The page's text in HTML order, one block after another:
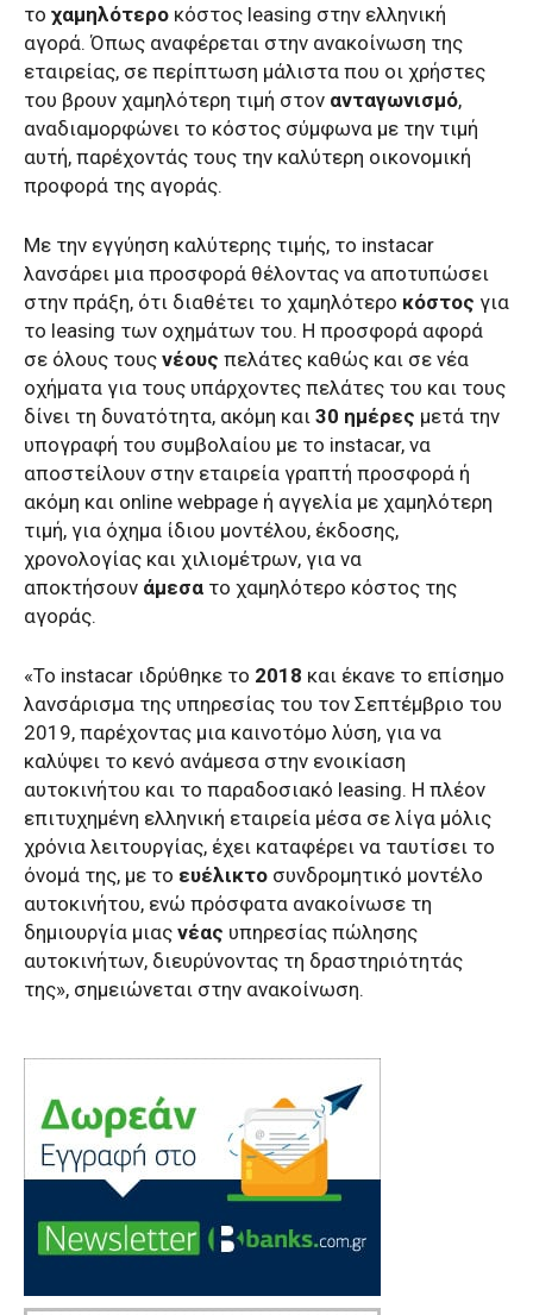
το χαμηλότερο κόστος leasing στην ελληνική
αγορά. Όπως αναφέρεται στην ανακοίνωση της
εταιρείας, σε περίπτωση μάλιστα που οι χρήστες
του βρουν χαμηλότερη τιμή στον ανταγωνισμό,
αναδιαμορφώνει το κόστος σύμφωνα με την τιμή
αυτή, παρέχοντάς τους την καλύτερη οικονομική
προφορά της αγοράς.
Με την εγγύηση καλύτερης τιμής, το instacar
λανσάρει μια προσφορά θέλοντας να αποτυπώσει
στην πράξη, ότι διαθέτει το χαμηλότερο κόστος για
το leasing των οχημάτων του. Η προσφορά αφορά
σε όλους τους νέους πελάτες καθώς και σε νέα
οχήματα για τους υπάρχοντες πελάτες του και τους
δίνει τη δυνατότητα, ακόμη και 30 ημέρες μετά την
υπογραφή του συμβολαίου με το instacar, να
αποστείλουν στην εταιρεία γραπτή προσφορά ή
ακόμη και online webpage ή αγγελία με χαμηλότερη
τιμή, για όχημα ίδιου μοντέλου, έκδοσης,
χρονολογίας και χιλιομέτρων, για να
αποκτήσουν άμεσα το χαμηλότερο κόστος της
αγοράς.
«Το instacar ιδρύθηκε το 2018 και έκανε το επίσημο
λανσάρισμα της υπηρεσίας του τον Σεπτέμβριο του
2019, παρέχοντας μια καινοτόμο λύση, για να
καλύψει το κενό ανάμεσα στην ενοικίαση
αυτοκινήτου και το παραδοσιακό leasing. Η πλέον
επιτυχημένη ελληνική εταιρεία μέσα σε λίγα μόλις
χρόνια λειτουργίας, έχει καταφέρει να ταυτίσει το
όνομά της, με το ευέλικτο συνδρομητικό μοντέλο
αυτοκινήτου, ενώ πρόσφατα ανακοίνωσε τη
δημιουργία μιας νέας υπηρεσίας πώλησης
αυτοκινήτων, διευρύνοντας τη δραστηριότητάς
της», σημειώνεται στην ανακοίνωση.